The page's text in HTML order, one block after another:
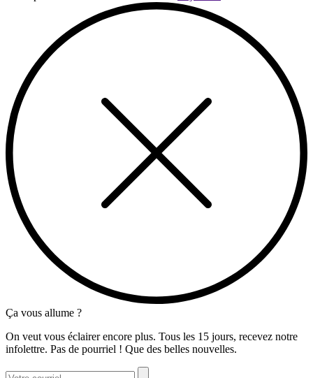
Ça vous allume ?
On veut vous éclairer encore plus. Tous les 15 jours, recevez notre
infolettre. Pas de pourriel ! Que des belles nouvelles.